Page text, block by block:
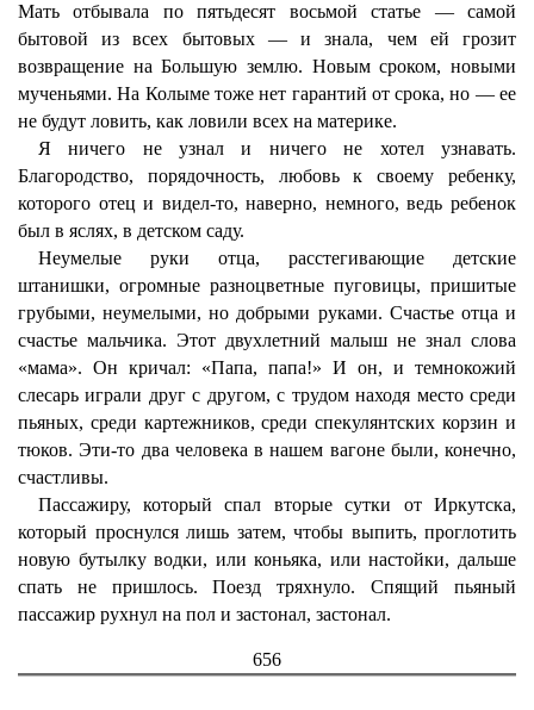
Мать отбывала по пятьдесят восьмой статье — самой
бытовой из всех бытовых — и знала, чем ей грозит
возвращение на Большую землю. Новым сроком, новыми
мученьями. На Колыме тоже нет гарантий от срока, но — ее
не будут ловить, как ловили всех на материке.
Я ничего не узнал и ничего не хотел узнавать.
Благородство, порядочность, любовь к своему ребенку,
которого отец и видел-то, наверно, немного, ведь ребенок
был в яслях, в детском саду.
Неумелые руки отца, расстегивающие детские
штанишки, огромные разноцветные пуговицы, пришитые
грубыми, неумелыми, но добрыми руками. Счастье отца и
счастье мальчика. Этот двухлетний малыш не знал слова
«мама». Он кричал: «Папа, папа!» И он, и темнокожий
слесарь играли друг с другом, с трудом находя место среди
пьяных, среди картежников, среди спекулянтских корзин и
тюков. Эти-то два человека в нашем вагоне были, конечно,
счастливы.
Пассажиру, который спал вторые сутки от Иркутска,
который проснулся лишь затем, чтобы выпить, проглотить
новую бутылку водки, или коньяка, или настойки, дальше
спать не пришлось. Поезд тряхнуло. Спящий пьяный
пассажир рухнул на пол и застонал, застонал.
656